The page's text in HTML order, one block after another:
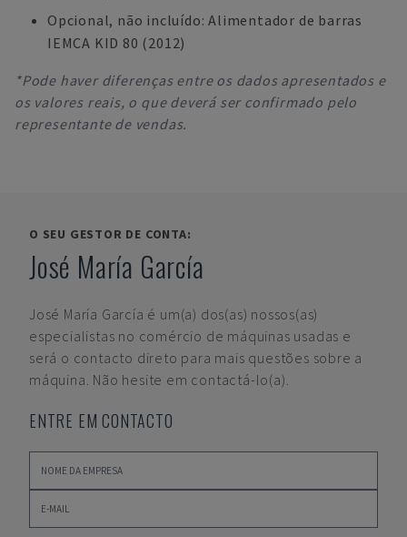
Opcional, não incluído: Alimentador de barras
IEMCA KID 80 (2012)
*Pode haver diferenças entre os dados apresentados e
os valores reais, o que deverá ser confirmado pelo
representante de vendas.
O SEU GESTOR DE CONTA:
José María García
José María García é um(a) dos(as) nossos(as)
especialistas no comércio de máquinas usadas e
será o contacto direto para mais questões sobre a
máquina. Não hesite em contactá-lo(a).
ENTRE EM CONTACTO